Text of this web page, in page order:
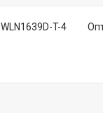
WLN1639D-T-4